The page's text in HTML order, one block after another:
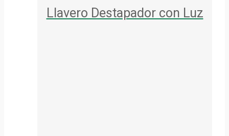
Llavero Destapador con Luz